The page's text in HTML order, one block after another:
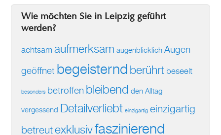
Wie möchten Sie in Leipzig geführt
werden?
achtsam aufmerksam augenblicklich Augen
geöffnet begeisternd berührt beseelt
besonders betroffen bleibend den Alltag
vergessend Detailverliebt einzigartig einzigartig
betreutexklusivfaszinierend